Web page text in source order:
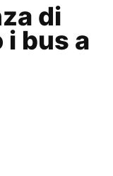
di
bus a